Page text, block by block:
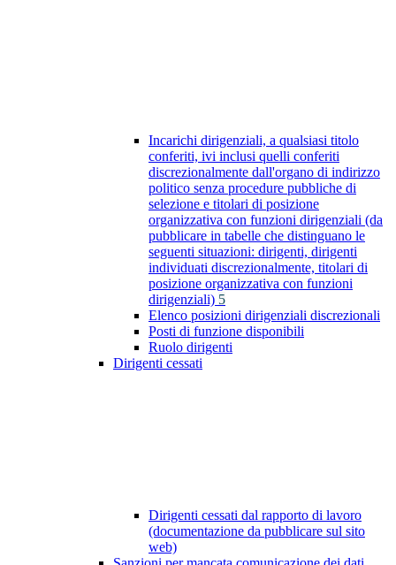
Incarichi dirigenziali, a qualsiasi titolo
conferiti, ivi inclusi quelli conferiti
discrezionalmente dall'organo di indirizzo
politico senza procedure pubbliche di
selezione e titolari di posizione
organizzativa con funzioni dirigenziali (da
pubblicare in tabelle che distinguano le
seguenti situazioni: dirigenti, dirigenti
individuati discrezionalmente, titolari di
posizione organizzativa con funzioni
dirigenziali) 5
Elenco posizioni dirigenziali discrezionali
Posti di funzione disponibili
Ruolo dirigenti
Dirigenti cessati
Dirigenti cessati dal rapporto di lavoro
(documentazione da pubblicare sul sito
web)